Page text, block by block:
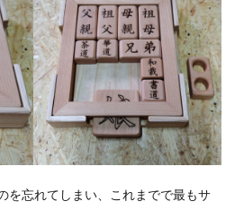
を忘れてしまい、これまでで最もサ